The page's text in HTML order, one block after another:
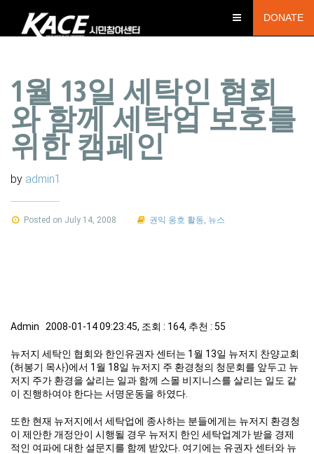
DONATE
1월 13일 세탁인 협회
와 함께 세탁업 보호를
위한 캠페인
by admin1
Posted on July 14, 2008 권익 옹호 활동 뉴스
Admin 2008-01-14 09:23:45, 조회 : 164, 추천 : 55
뉴저지 세탁인 협회와 한인유권자 센터는 1월 13일 뉴저지 찬양교회
(허봉기 목사)에서 1월 18일 뉴저지 주 환경청의 청문회를 앞두고 뉴
저지 주가 환경을 살리는 일과 함께 스몰 비지니스를 살리는 일도 같
이 진행하여야 한다는 서명운동을 하였다.
또한 현재 뉴저지에서 세탁업에 종사하는 분들에게는 뉴저지 환경청
이 제안한 개정안이 시행될 경우 뉴저지 한인 세탁업계가 받을 경제
적인 여파에 대한 설문지를 함께 받았다. 여기에는 유권자 센터와 뉴